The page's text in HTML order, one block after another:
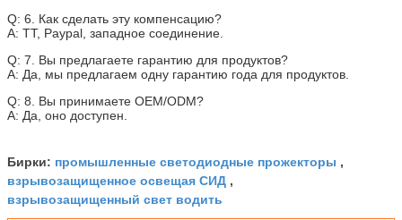
Q: 6. Как сделать эту компенсацию?
A: TT, Paypal, западное соединение.
Q: 7. Вы предлагаете гарантию для продуктов?
A: Да, мы предлагаем одну гарантию года для продуктов.
Q: 8. Вы принимаете OEM/ODM?
A: Да, оно доступен.
Бирки: промышленные светодиодные прожекторы ,
взрывозащищенное освещая СИД ,
взрывозащищенный свет водить